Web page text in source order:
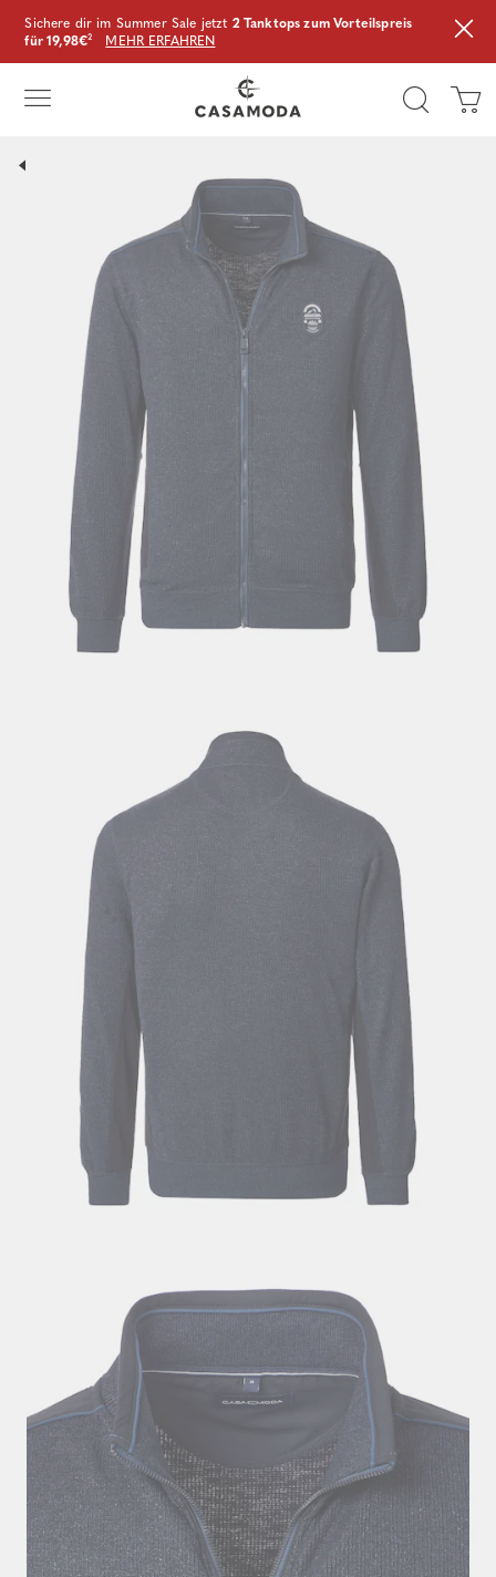
Sichere dir im Summer Sale jetzt 2 Tanktops zum Vorteilspreis
für 19,98€² MEHR ERFAHREN